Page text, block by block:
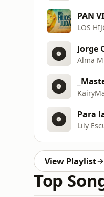
PAN
LOS
Jorge
Alma
Para
Lily
View Playlist
Top